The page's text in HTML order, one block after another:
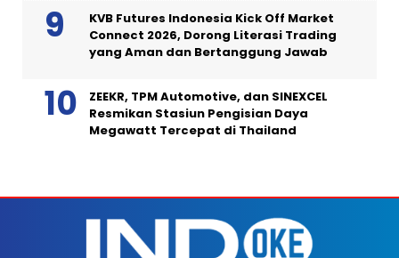
KVB Futures Indonesia Kick Off Market
Connect 2026, Dorong Literasi Trading
yang Aman dan Bertanggung Jawab
ZEEKR, TPM Automotive, dan SINEXCEL
Resmikan Stasiun Pengisian Daya
Megawatt Tercepat di Thailand